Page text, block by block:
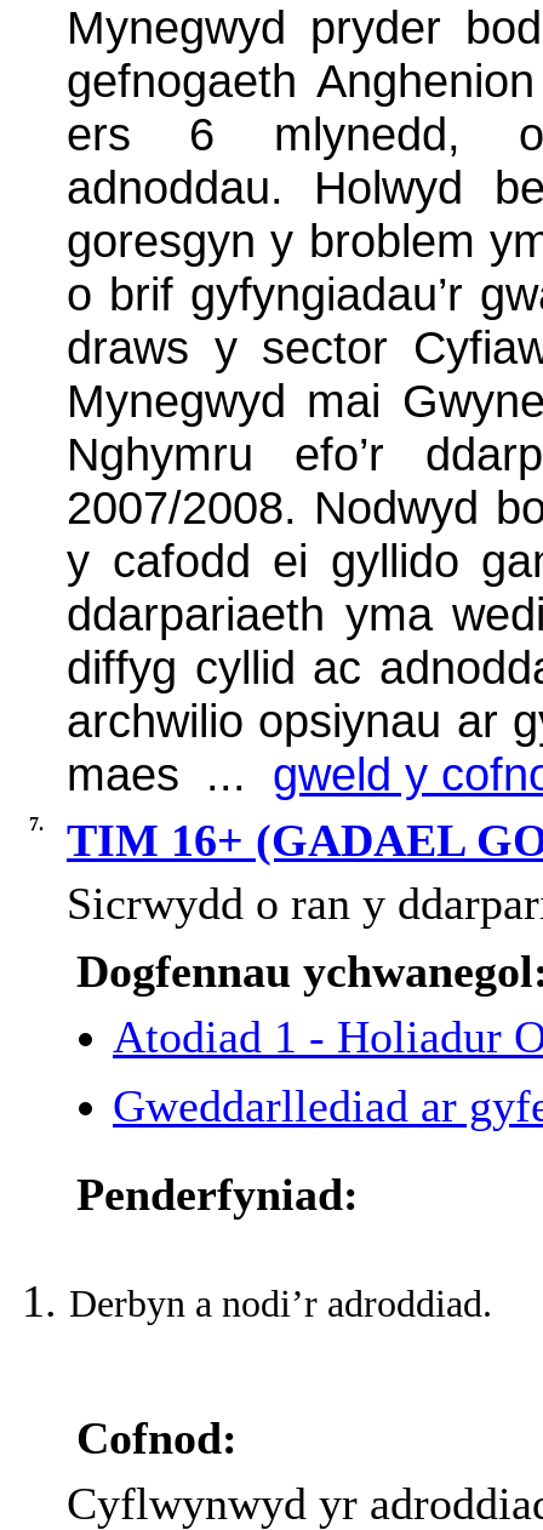
Mynegwyd pryder
gefnogaeth
ers 6 mlynedd,
adnoddau. Holwyd
goresgyn y broblem
o brif gyfyngiadau’r
draws y sector
Mynegwyd mai
Nghymru efo’r
2007/2008. Nodwyd
y cafodd ei gyllido
ddarpariaeth yma
diffyg cyllid ac
archwilio opsiynau ar
maes ... gweld y
7.
TIM 16+ (GADAEL
Sicrwydd o ran y
Dogfennau
Atodiad 1 - Holiadur
Gweddarllediad ar
Penderfyniad:
Derbyn a nodi’r adroddiad.
Cofnod:
Cyflwynwyd yr